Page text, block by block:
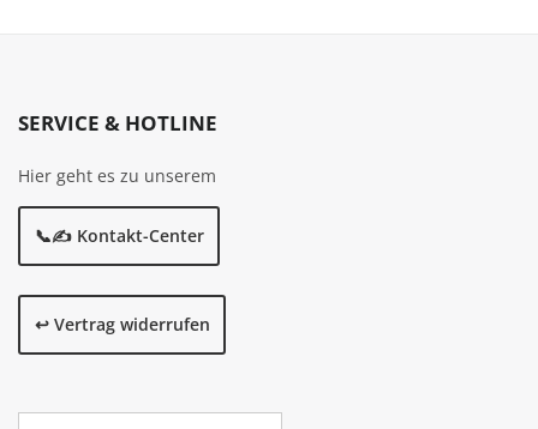
SERVICE & HOTLINE
Hier geht es zu unserem
📞✍️ Kontakt-Center
↩️ Vertrag widerrufen